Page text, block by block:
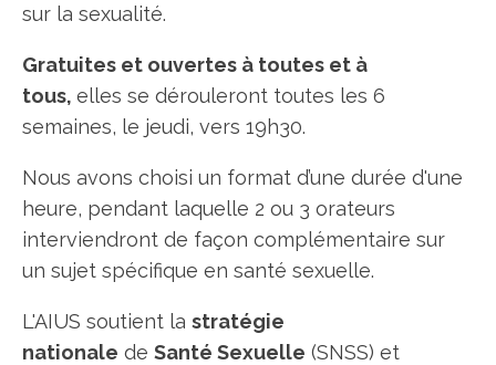
sur la sexualité.
Gratuites et ouvertes à toutes et à
tous, elles se dérouleront toutes les 6
semaines, le jeudi, vers 19h30.
Nous avons choisi un format d’une durée d'une
heure, pendant laquelle 2 ou 3 orateurs
interviendront de façon complémentaire sur
un sujet spécifique en santé sexuelle.
L'AIUS soutient la stratégie
nationale de Santé Sexuelle (SNSS) et